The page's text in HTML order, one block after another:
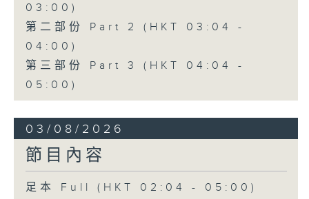
03:00)
第二部份 Part 2 (HKT 03:04 -
04:00)
第三部份 Part 3 (HKT 04:04 -
05:00)
03/08/2026
節目內容
足本 Full (HKT 02:04 - 05:00)